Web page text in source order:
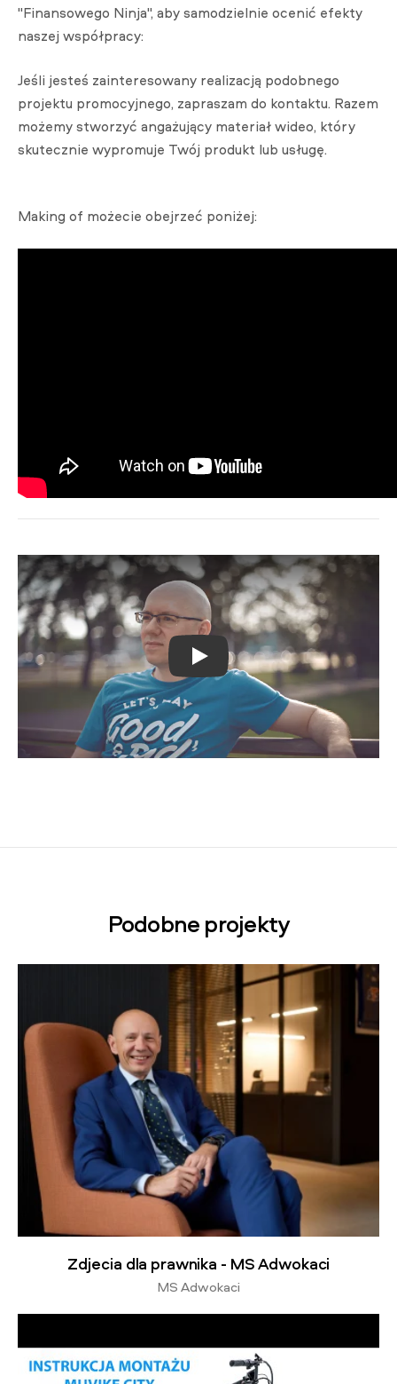
"Finansowego Ninja", aby samodzielnie ocenić efekty
naszej współpracy:
Jeśli jesteś zainteresowany realizacją podobnego
projektu promocyjnego, zapraszam do kontaktu. Razem
możemy stworzyć angażujący materiał wideo, który
skutecznie wypromuje Twój produkt lub usługę.
Making of możecie obejrzeć poniżej:
Play
Podobne projekty
Zdjecia dla prawnika - MS Adwokaci
MS Adwokaci